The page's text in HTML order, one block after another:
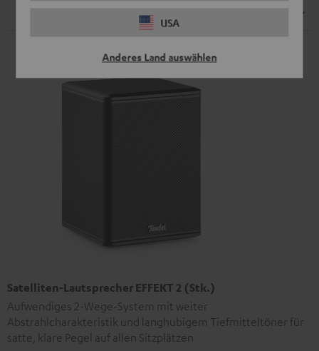
USA
Anderes Land auswählen
Satelliten-Lautsprecher EFFEKT 2 (Stk.)
Aufwendiges 2-Wege-System mit weiter
Abstrahlcharakteristik und langhubigem Tiefmitteltöner für
satte, klare Pegel auf allen Sitzplätzen